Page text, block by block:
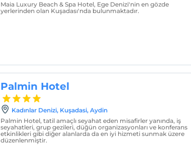
Maia Luxury Beach & Spa Hotel, Ege Denizi'nin en gözde
yerlerinden olan Kuşadası'nda bulunmaktadır.
Palmin Hotel
Kadınlar Denizi, Kuşadasi, Aydin
Palmin Hotel, tatil amaçlı seyahat eden misafirler yanında, iş
seyahatleri, grup gezileri, düğün organizasyonları ve konferans
etkinlikleri gibi diğer alanlarda da en iyi hizmeti sunmak üzere
düzenlenmiştir.